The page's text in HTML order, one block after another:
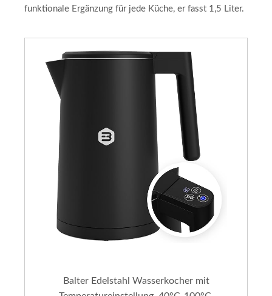
funktionale Ergänzung für jede Küche, er fasst 1,5 Liter.
Balter Edelstahl Wasserkocher mit